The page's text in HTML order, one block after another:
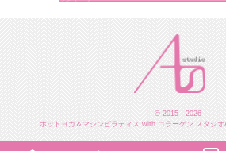
© 2015 - 2026
ホットヨガ＆マシンピラティス with コラーゲン スタジ